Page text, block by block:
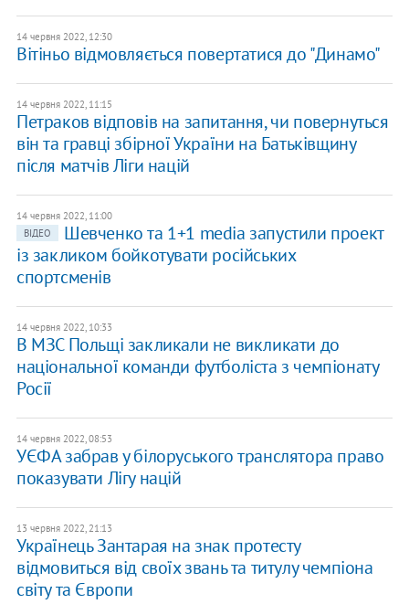
14 червня 2022, 12:30
Вітіньо відмовляється повертатися до "Динамо"
14 червня 2022, 11:15
Петраков відповів на запитання, чи повернуться
він та гравці збірної України на Батьківщину
після матчів Ліги націй
14 червня 2022, 11:00
ВІДЕО
Шевченко та 1+1 media запустили проект
із закликом бойкотувати російських
спортсменів
14 червня 2022, 10:33
В МЗС Польщі закликали не викликати до
національної команди футболіста з чемпіонату
Росії
14 червня 2022, 08:53
УЄФА забрав у білоруського транслятора право
показувати Лігу націй
13 червня 2022, 21:13
Українець Зантарая на знак протесту
відмовиться від своїх звань та титулу чемпіона
світу та Європи